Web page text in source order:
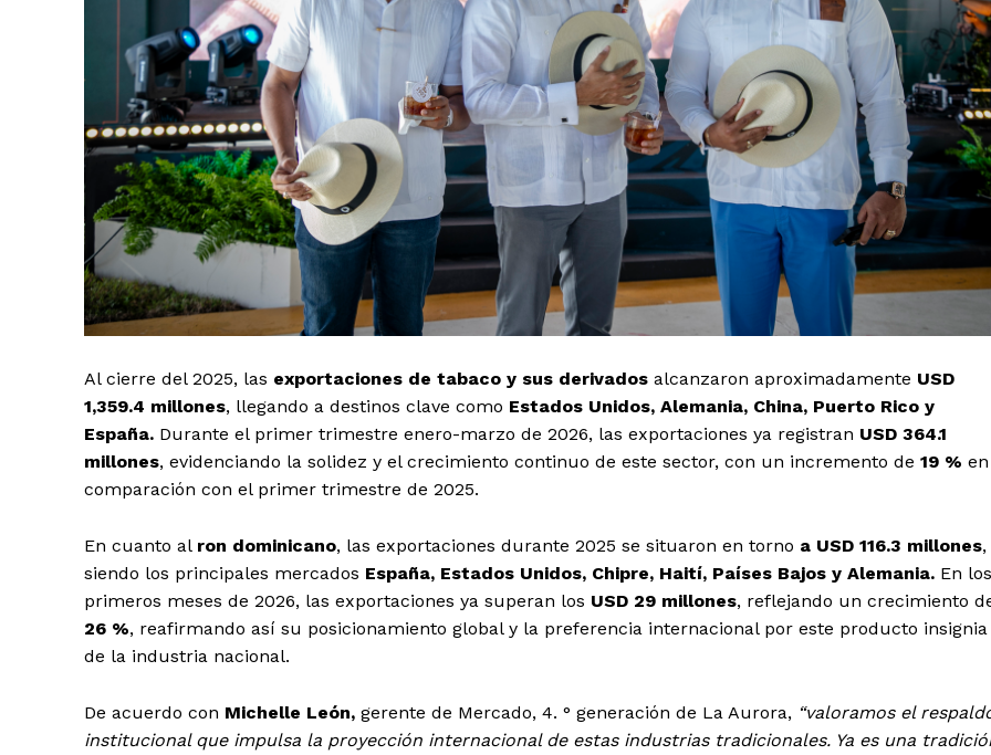
Al cierre del 2025, las exportaciones de tabaco y sus derivados alcanzaron aproximadamente USD
1,359.4 millones, llegando a destinos clave como Estados Unidos, Alemania, China, Puerto Rico y
España. Durante el primer trimestre enero-marzo de 2026, las exportaciones ya registran USD 364.1
millones, evidenciando la solidez y el crecimiento continuo de este sector, con un incremento de 19 % en
comparación con el primer trimestre de 2025.
En cuanto al ron dominicano, las exportaciones durante 2025 se situaron en torno a USD 116.3 millones,
siendo los principales mercados España, Estados Unidos, Chipre, Haití, Países Bajos y Alemania. En los
primeros meses de 2026, las exportaciones ya superan los USD 29 millones, reflejando un crecimiento
26 %, reafirmando así su posicionamiento global y la preferencia internacional por este producto insignia
de la industria nacional.
De acuerdo con Michelle León, gerente de Mercado, 4. ° generación de La Aurora, “valoramos el
institucional que impulsa la proyección internacional de estas industrias tradicionales. Ya es una